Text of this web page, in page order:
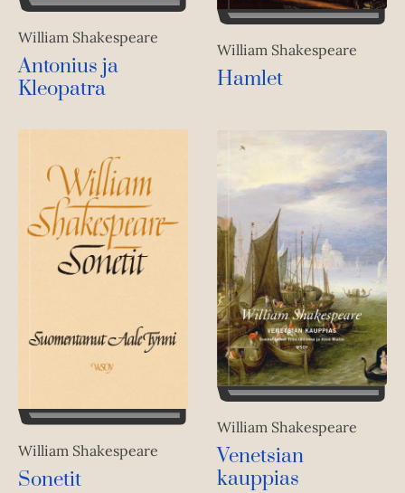
William Shakespeare
Antonius ja
Kleopatra
William Shakespeare
Hamlet
William Shakespeare
Sonetit
William Shakespeare
Venetsian
kauppias